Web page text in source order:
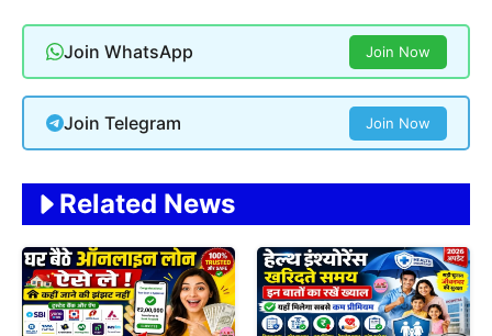
Join WhatsApp Join Now
Join Telegram Join Now
Related News